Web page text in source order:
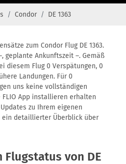
Condor DE 1363
zum Condor Flug DE 1363.
geplante Ankunftszeit –. Gemäß
diesem Flug 0 Verspätungen, 0
Landungen. Für 0
uns keine vollständigen
FLIO App installieren erhalten
zu Ihrem eigenen
ein detaillierter Überblick über
Flugstatus von DE